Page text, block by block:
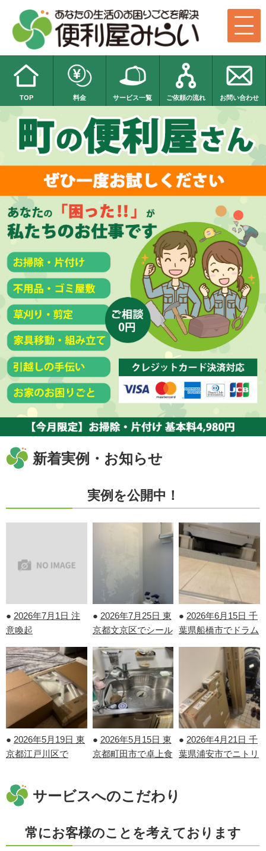
TOP 料金 サービス一覧 ご依頼の流れ お問い合わせ
新着実例・お知らせ
実例を公開中！
● 2026年7月1日 注
意喚起
● 2026年7月25日 東
京都文京区でシール
た！
● 2026年6月15日 千
葉県船橋市でドラム
を行いました！
● 2026年5月19日 東
京都江戸川区で
立てを行いました！
● 2026年5月15日 東
京都町田市で卓上食
● 2026年4月21日 千
葉県浦安市でニトリ
サービスへのこだわり
常にお客様のことを考えております